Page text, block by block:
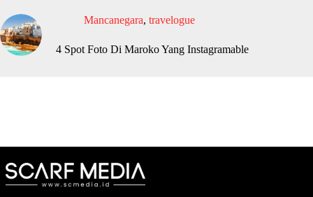
Mancanegara, travelogue
4 Spot Foto Di Maroko Yang Instagramable